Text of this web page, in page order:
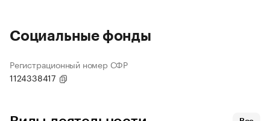
Социальные фонды
Регистрационный номер СФР
1124338417